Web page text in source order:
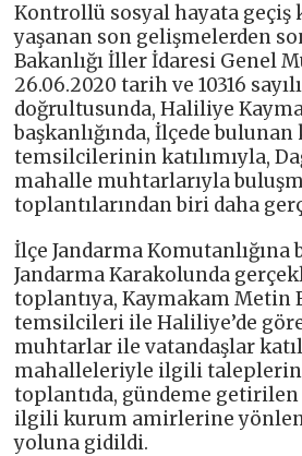
Kontrollü sosyal hayata geçiş
yaşanan son gelişmelerden
Bakanlığı İller İdaresi Genel
26.06.2020 tarih ve 10316
doğrultusunda, Haliliye
başkanlığında, İlçede
temsilcilerinin katılımıyla,
mahalle muhtarlarıyla
toplantılarından biri daha
İlçe Jandarma Komutanlığına
Jandarma Karakolunda
toplantıya, Kaymakam Metin
temsilcileri ile Haliliye’de
muhtarlar ile vatandaşlar
mahalleleriyle ilgili
toplantıda, gündeme
ilgili kurum amirlerine
yoluna gidildi.